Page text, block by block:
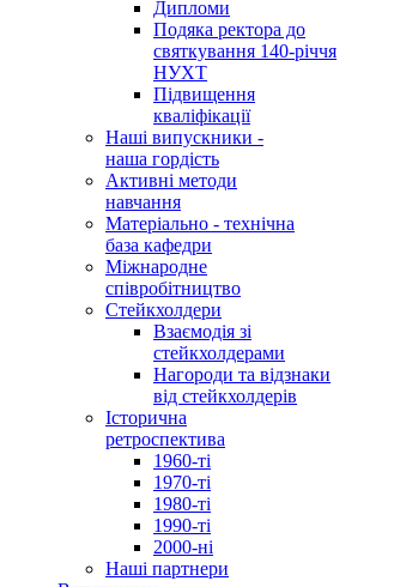
Дипломи
Подяка ректора до
святкування 140-річчя
НУХТ
Підвищення
кваліфікації
Наші випускники -
наша гордість
Активні методи
навчання
Матеріально - технічна
база кафедри
Міжнародне
співробітництво
Стейкхолдери
Взаємодія зі
стейкхолдерами
Нагороди та відзнаки
від стейкхолдерів
Історична
ретроспектива
1960-ті
1970-ті
1980-ті
1990-ті
2000-ні
Наші партнери